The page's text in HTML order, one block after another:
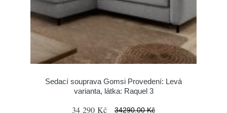
Sedací souprava Gomsi Provedení: Levá
varianta, látka: Raquel 3
34 290 Kč 34290.00 Kč